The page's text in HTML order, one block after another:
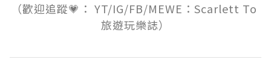
（歡迎追蹤💗： YT/IG/FB/MEWE：Scarlett To
旅遊玩樂誌）